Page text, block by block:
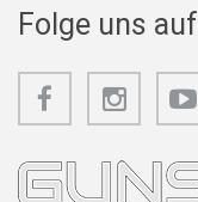
Folge uns auf